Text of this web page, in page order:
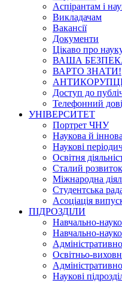
Аспірантам і
Викладачам
Вакансії
Документи
Цікаво про
ВАША
ВАРТО ЗНАТИ!
Доступ до
Телефонний
УНІВЕРСИТЕТ
Портрет ЧНУ
Наукова й
Наукові
Освітня
Сталий розвиток
Міжнародна
Студентська
Асоціація
ПІДРОЗДІЛИ
Навчально-
Навчально-
Освітньо-
Наукові